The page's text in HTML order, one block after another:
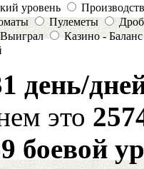
уровень
Пулеметы
Казино - Баланс
день/
это
боевой